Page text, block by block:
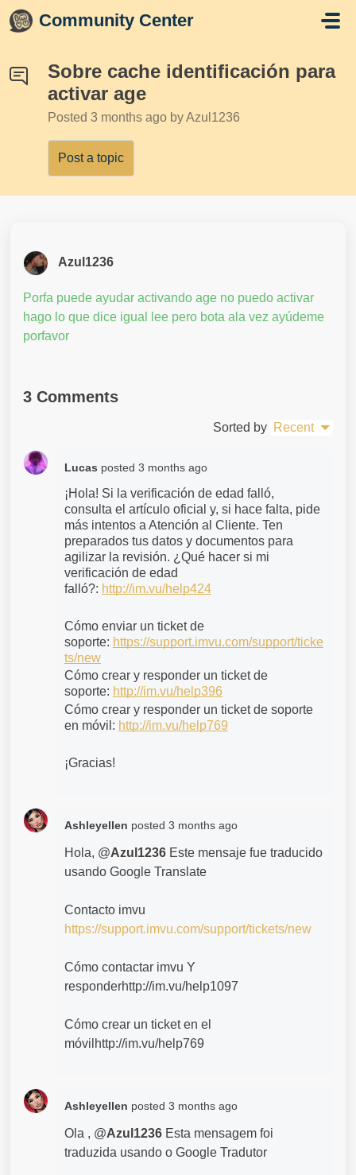
Skip to main content
Community Center
Sobre cache identificación para
activar age
Posted 3 months ago by Azul1236
Post a topic
Azul1236
Porfa puede ayudar activando age no puedo activar
hago lo que dice igual lee pero bota ala vez ayúdeme
porfavor
3 Comments
Sorted by Recent
Lucas posted 3 months ago
¡Hola! Si la verificación de edad falló,
consulta el artículo oficial y, si hace falta, pide
más intentos a Atención al Cliente. Ten
preparados tus datos y documentos para
agilizar la revisión. ¿Qué hacer si mi
verificación de edad
falló?: http://im.vu/help424
Cómo enviar un ticket de
soporte: https://support.imvu.com/support/ticke
ts/new
Cómo crear y responder un ticket de
soporte: http://im.vu/help396
Cómo crear y responder un ticket de soporte
en móvil: http://im.vu/help769
¡Gracias!
Ashleyellen posted 3 months ago
Hola, @Azul1236 Este mensaje fue traducido
usando Google Translate
Contacto imvu
https://support.imvu.com/support/tickets/new
Cómo contactar imvu Y
responderhttp://im.vu/help1097
Cómo crear un ticket en el
móvilhttp://im.vu/help769
Ashleyellen posted 3 months ago
Ola , @Azul1236 Esta mensagem foi
traduzida usando o Google Tradutor